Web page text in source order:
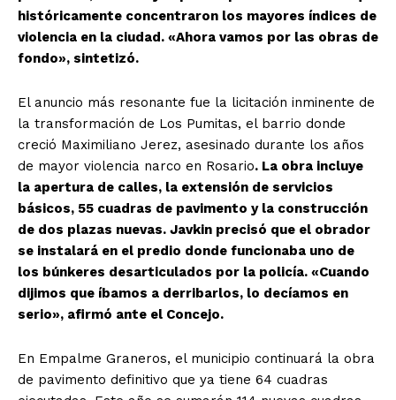
históricamente concentraron los mayores índices de
violencia en la ciudad. «Ahora vamos por las obras de
fondo», sintetizó.
El anuncio más resonante fue la licitación inminente de
la transformación de Los Pumitas, el barrio donde
creció Maximiliano Jerez, asesinado durante los años
de mayor violencia narco en Rosario. La obra incluye
la apertura de calles, la extensión de servicios
básicos, 55 cuadras de pavimento y la construcción
de dos plazas nuevas. Javkin precisó que el obrador
se instalará en el predio donde funcionaba uno de
los búnkeres desarticulados por la policía. «Cuando
dijimos que íbamos a derribarlos, lo decíamos en
serio», afirmó ante el Concejo.
En Empalme Graneros, el municipio continuará la obra
de pavimento definitivo que ya tiene 64 cuadras